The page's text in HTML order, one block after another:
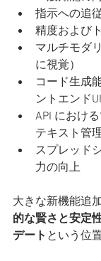
指示への追
精度および
マルチモダ
に視覚）
コード生成
ントエンドUI
API におけ
テキスト管
スプレッド
力の向上
大きな新機能追
的な賢さと安定
デート という位